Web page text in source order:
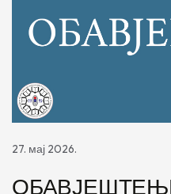
27. мај 2026.
ОБАВЈЕШТЕЊЕ